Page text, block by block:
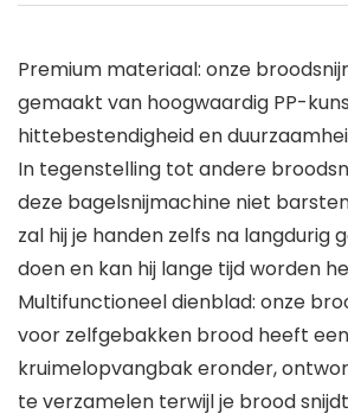
Premium materiaal: onze
gemaakt van hoogwaardig PP-
hittebestendigheid en
In tegenstelling tot andere
deze bagelsnijmachine niet
zal hij je handen zelfs na langdurig
doen en kan hij lange tijd worden
Multifunctioneel dienblad: onze
voor zelfgebakken brood heeft een
kruimelopvangbak eronder,
te verzamelen terwijl je brood